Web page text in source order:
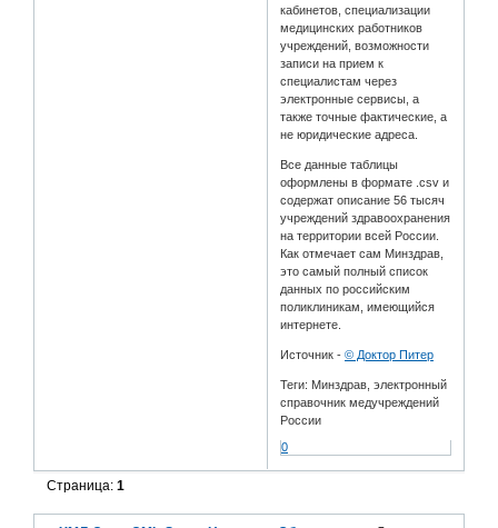
кабинетов, специализации
медицинских работников
учреждений, возможности
записи на прием к
специалистам через
электронные сервисы, а
также точные фактические, а
не юридические адреса.
Все данные таблицы
оформлены в формате .csv и
содержат описание 56 тысяч
учреждений здравоохранения
на территории всей России.
Как отмечает сам Минздрав,
это самый полный список
данных по российским
поликлиникам, имеющийся
интернете.
Источник -© Доктор Питер
Теги: Минздрав, электронный
справочник медучреждений
России
0
Страница:1